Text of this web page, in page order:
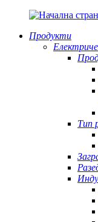
Продукти
Тип